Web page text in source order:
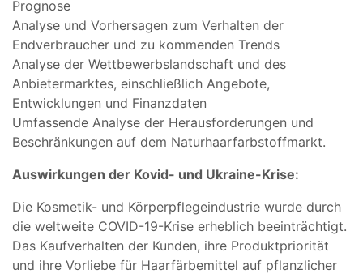
Prognose
Analyse und Vorhersagen zum Verhalten der
Endverbraucher und zu kommenden Trends
Analyse der Wettbewerbslandschaft und des
Anbietermarktes, einschließlich Angebote,
Entwicklungen und Finanzdaten
Umfassende Analyse der Herausforderungen und
Beschränkungen auf dem Naturhaarfarbstoffmarkt.
Auswirkungen der Kovid- und Ukraine-Krise:
Die Kosmetik- und Körperpflegeindustrie wurde durch
die weltweite COVID-19-Krise erheblich beeinträchtigt.
Das Kaufverhalten der Kunden, ihre Produktpriorität
und ihre Vorliebe für Haarfärbemittel auf pflanzlicher